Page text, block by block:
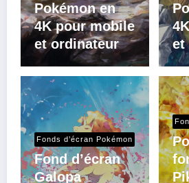
Pokémon en
4K pour mobile
et ordinateur
et
Fonds d’écran Pokémon
Fond d’écran
Galopa